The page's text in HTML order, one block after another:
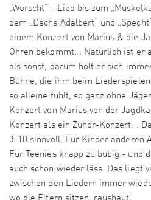
„Worscht“ - Lied bis zum
dem „Dachs Adalbert“ und
einem Konzert von Marius & die
Ohren bekommt. . Natürlich ist er
als sonst, darum holt er sich
Bühne, die ihm beim
so alleine fühlt, so ganz ohne
Konzert von Marius von der
Konzert als ein Zuhör-Konzert. .
3-10 sinnvoll. Für Kinder anderen
Für Teenies knapp zu bubig - und
auch schon wieder läss. Das liegt
zwischen den Liedern immer